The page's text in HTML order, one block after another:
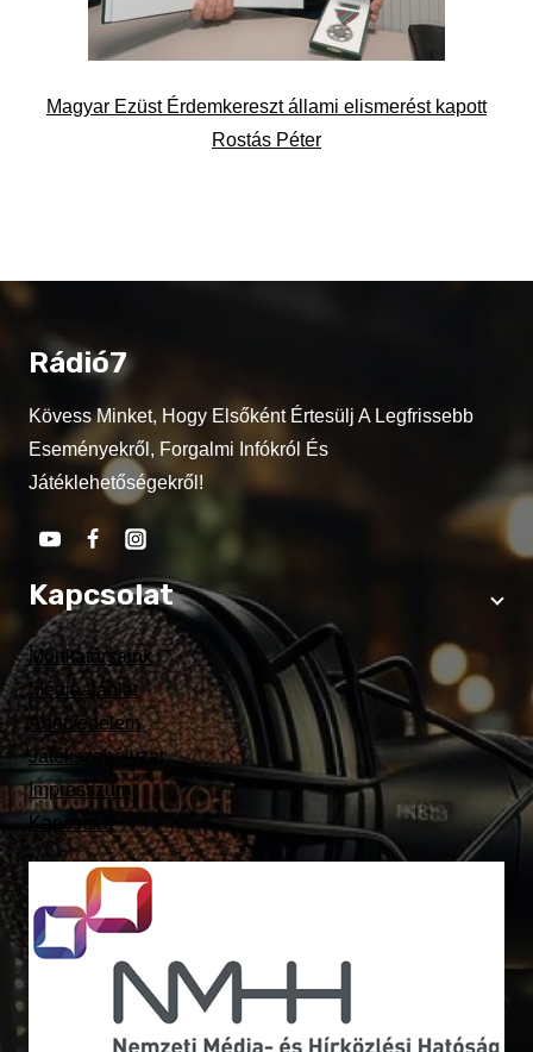
Magyar Ezüst Érdemkereszt állami elismerést kapott
Rostás Péter
Rádió7
Kövess Minket, Hogy Elsőként Értesülj A Legfrissebb
Eseményekről, Forgalmi Infókról És
Játéklehetőségekről!
Kapcsolat
Munkatársaink
Médiaajánlat
Adatvédelem
Játékszabályzat
Impresszum
Kapcsolat